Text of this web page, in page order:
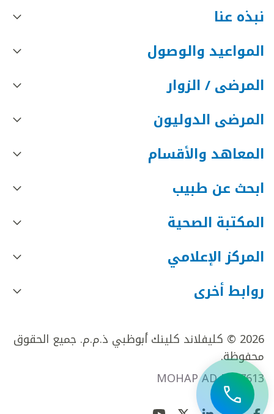
نبذه عنا
المواعيد والوصول
المرضى / الزوار
المرضى الدوليون
المعاهد والأقسام
ابحث عن طبيب
المكتبة الصحية
المركز الإعلامي
روابط أخرى
2026 © كليفلاند كلينك أبوظبي ذ.م.م. جميع الحقوق
محفوظة.
MOHAP AD FR27613